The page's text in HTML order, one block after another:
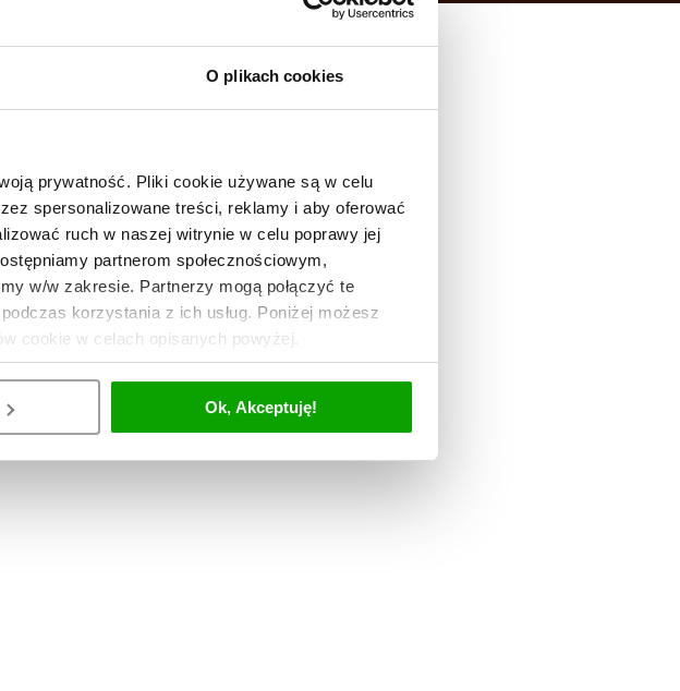
O plikach cookies
prywatność. Pliki cookie używane są w celu
spersonalizowane treści, reklamy i aby oferować
ruch w naszej witrynie w celu poprawy jej
partnerom społecznościowym,
w/w zakresie. Partnerzy mogą połączyć te
korzystania z ich usług. Poniżej możesz
cookie w celach opisanych powyżej.
Ok, Akceptuję!